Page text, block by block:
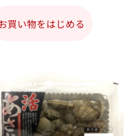
買い物をはじめる